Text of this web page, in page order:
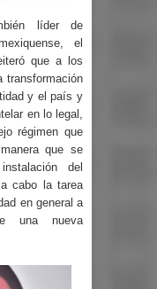
líder de
el
que a los
transformación
y el país y
en lo legal,
régimen que
que se
del
cabo la tarea
en general a
una nueva